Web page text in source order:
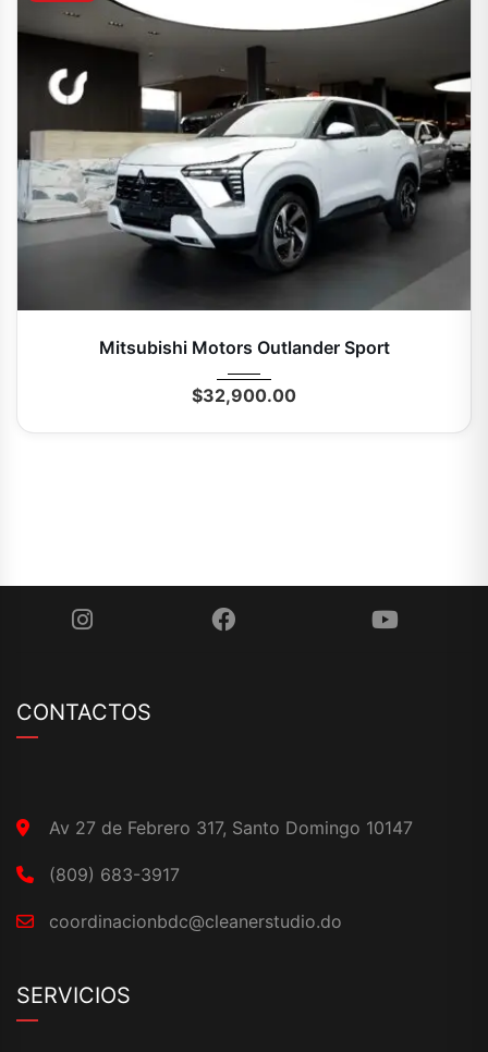
Mitsubishi Motors Outlander Sport
$32,900.00
CONTACTOS
Av 27 de Febrero 317, Santo Domingo 10147
(809) 683-3917
coordinacionbdc@cleanerstudio.do
SERVICIOS